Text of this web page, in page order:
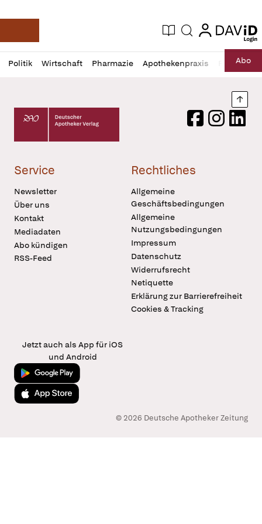
Deutsche Apotheker Zeitung
Aktuelle Ausgabe
Suche login
login
Politik Wirtschaft Pharmazie Apothekenpraxis RechtAbo
Profil
öffnen
Daz
Pur
Deutscher Apotheker Verlag Logo
FacebookInstagram
Service
Newsletter
Über uns
Kontakt
Mediadaten
Abo kündigen
RSS-Feed
Rechtliches
Allgemeine
Geschäftsbedingungen
Allgemeine
Nutzungsbedingungen
Impressum
Datenschutz
Widerrufsrecht
Netiquette
Erklärung zur Barrierefreiheit
Cookies & Tracking
Jetzt auch als App für iOS
und Android
Jetzt bei Google Play
Laden im App Store
© 2026 Deutsche Apotheker Zeitung